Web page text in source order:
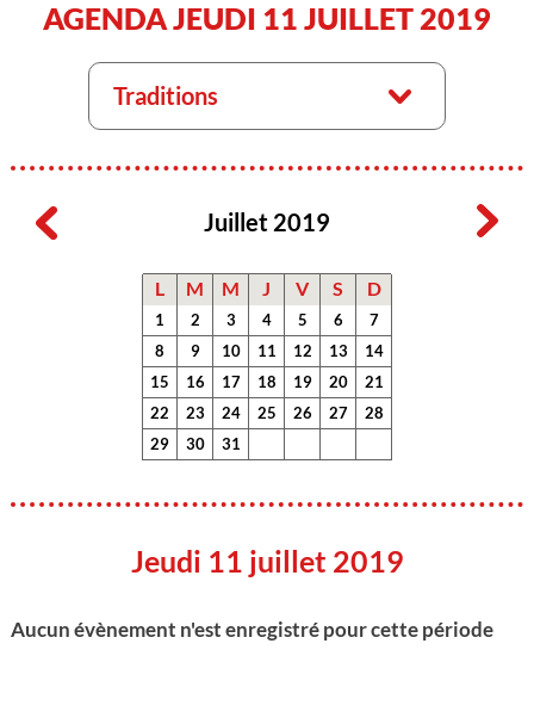
AGENDA JEUDI 11 JUILLET 2019
Traditions
Juillet 2019
L M M J V S D
1 2 3 4 5 6
7
8
9 10 11 12 13
14
15
16 17 18 19 20
21
22
23 24 25 26 27
28
29
30 31
Jeudi 11 juillet 2019
Aucun évènement n'est enregistré pour cette période